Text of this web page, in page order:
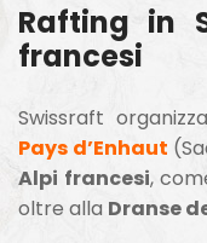
Rafting in
francesi
Swissraft
Pays d’Enhaut
Alpi francesi,
oltre alla Dranse